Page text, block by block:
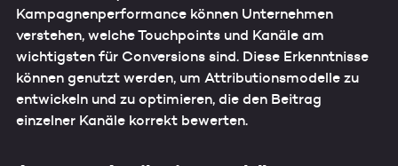
Kampagnenperformance können Unternehmen
verstehen, welche Touchpoints und Kanäle am
wichtigsten für Conversions sind. Diese Erkenntnisse
können genutzt werden, um Attributionsmodelle zu
entwickeln und zu optimieren, die den Beitrag
einzelner Kanäle korrekt bewerten.